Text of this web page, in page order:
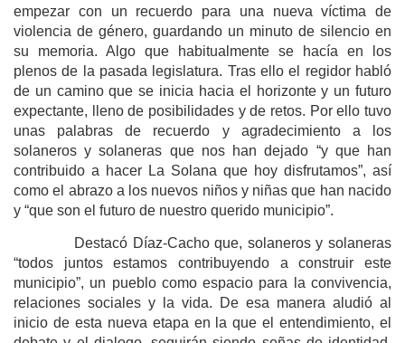
empezar con un recuerdo para una nueva víctima de
violencia de género, guardando un minuto de silencio en
su memoria. Algo que habitualmente se hacía en los
plenos de la pasada legislatura. Tras ello el regidor habló
de un camino que se inicia hacia el horizonte y un futuro
expectante, lleno de posibilidades y de retos. Por ello tuvo
unas palabras de recuerdo y agradecimiento a los
solaneros y solaneras que nos han dejado “y que han
contribuido a hacer La Solana que hoy disfrutamos”, así
como el abrazo a los nuevos niños y niñas que han nacido
y “que son el futuro de nuestro querido municipio”.
Destacó Díaz-Cacho que, solaneros y solaneras
“todos juntos estamos contribuyendo a construir este
municipio”, un pueblo como espacio para la convivencia,
relaciones sociales y la vida. De esa manera aludió al
inicio de esta nueva etapa en la que el entendimiento, el